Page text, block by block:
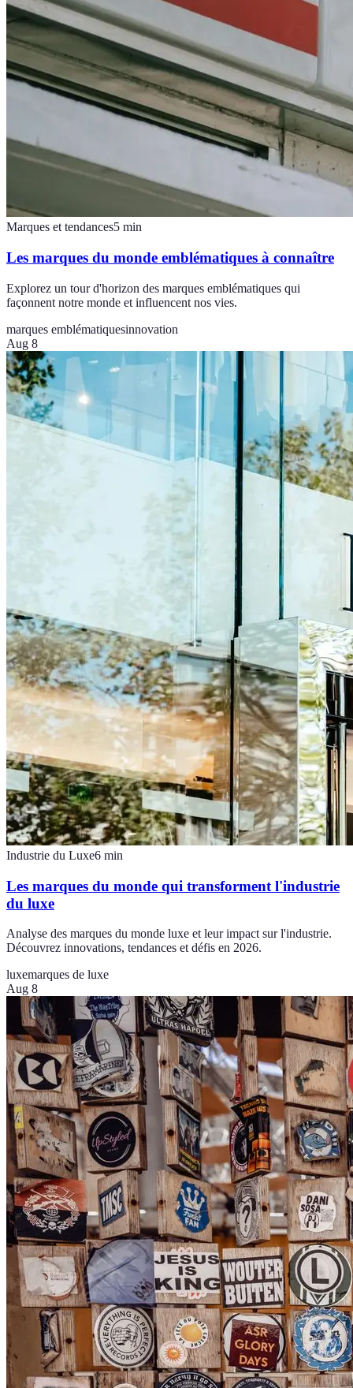
Marques et tendances5 min
Les marques du monde emblématiques à connaître
Explorez un tour d'horizon des marques emblématiques qui
façonnent notre monde et influencent nos vies.
marques emblématiquesinnovation
Aug 8
Industrie du Luxe6 min
Les marques du monde qui transforment l'industrie
du luxe
Analyse des marques du monde luxe et leur impact sur l'industrie.
Découvrez innovations, tendances et défis en 2026.
luxemarques de luxe
Aug 8